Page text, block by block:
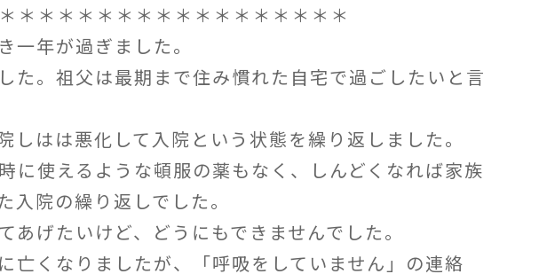
＊＊＊＊＊＊＊＊＊＊＊＊＊＊＊＊＊
一年が過ぎました。
た。祖父は最期まで住み慣れた自宅で過ごしたいと言
しはは悪化して入院という状態を繰り返しました。
に使えるような頓服の薬もなく、しんどくなれば家族
入院の繰り返しでした。
げたいけど、どうにもできませんでした。
亡くなりましたが、「呼吸をしていません」の連絡